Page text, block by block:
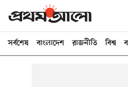
সর্বশেষ বাংলাদেশ রাজনীতি বিশ্ব